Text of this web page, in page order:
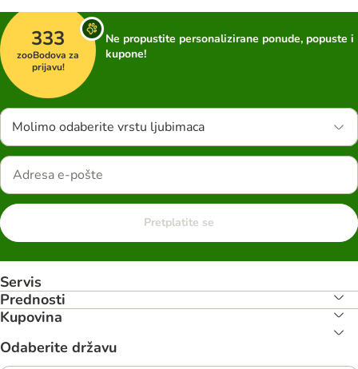
333
zooBodova za
prijavu!
Ne propustite personalizirane ponude, popuste i
kupone!
Molimo odaberite vrstu ljubimaca
Pretplatite se
Servis
Prednosti
Kupovina
Odaberite državu